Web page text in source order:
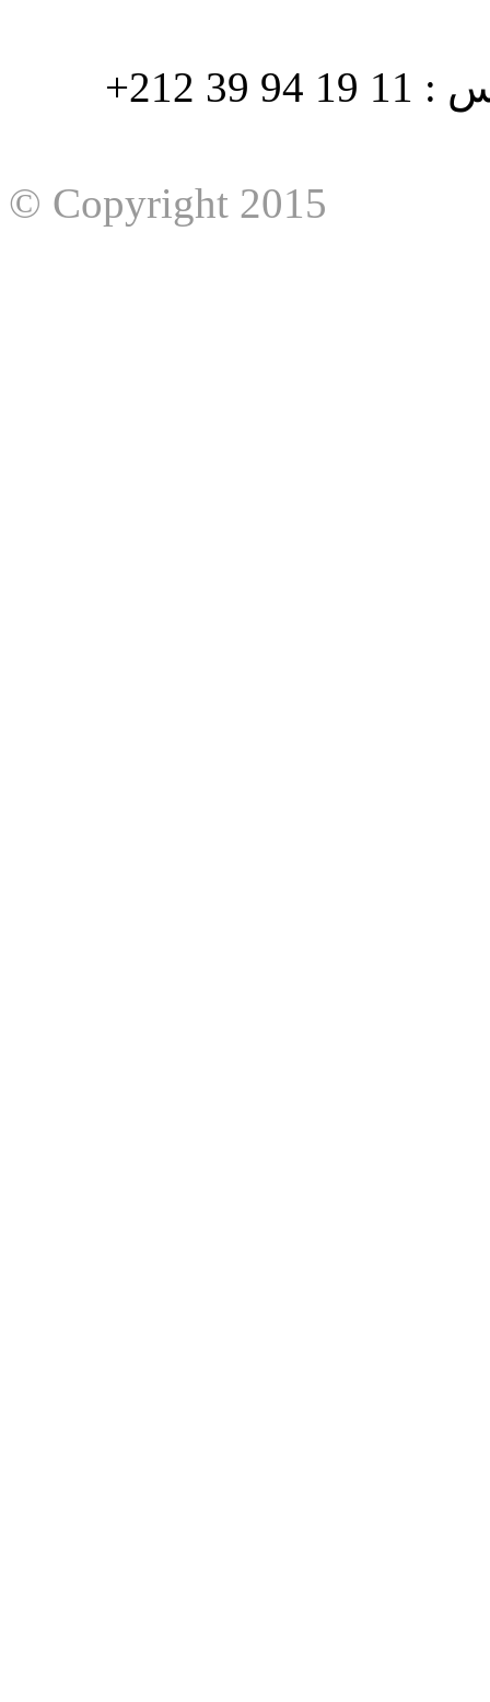
هاتف : 90/88 32 94 39 212+ فاكس : 11 19 94 39 212+
© Copyright 2015